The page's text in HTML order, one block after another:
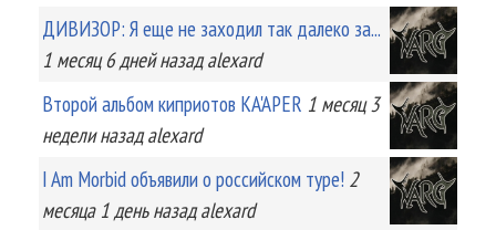
ДИВИЗОР: Я еще не заходил так далеко за...
1 месяц 6 днейназад alexard
Второй альбом киприотов KA'APER 1 месяц 3
неделиназад alexard
I Am Morbid объявили о российском туре! 2
месяца 1 деньназад alexard